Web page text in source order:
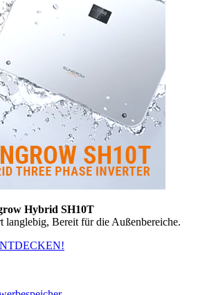
Hybrid SH10T
langlebig, Bereit für die Außenbereiche.